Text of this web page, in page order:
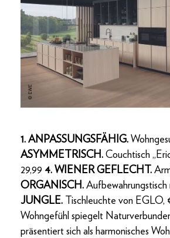
1. ANPASSUNGSFÄHIG.
ASYMMETRISCH. Couchtisch
29,99 4. WIENER GEFLECHT.
ORGANISCH.
JUNGLE.
Tischleuchte von EGLO,
Wohngefühl spiegelt
präsentiert sich als harmonisches